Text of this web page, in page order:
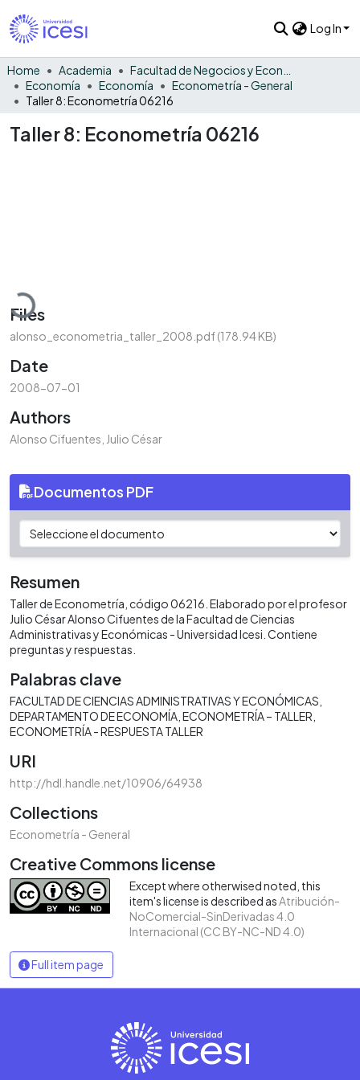
Log In
Home Academia
Economía
Economía
Econometría - General
Taller 8: Econometría 06216
Taller 8: Econometría 06216
Loading...
Files
alonso_econometria_taller_2008.pdf(178.94 KB)
Date
2008-07-01
Authors
Alonso Cifuentes, Julio César
Documentos PDF
Resumen
Taller de Econometría, código 06216. Elaborado por el profesor
Julio César Alonso Cifuentes de la Facultad de Ciencias
Administrativas y Económicas - Universidad Icesi. Contiene
preguntas y respuestas.
Palabras clave
FACULTAD DE CIENCIAS ADMINISTRATIVAS Y ECONÓMICAS
DEPARTAMENTO DE ECONOMÍA ECONOMETRÍA – TALLER
ECONOMETRÍA - RESPUESTA TALLER
URI
http://hdl.handle.net/10906/64938
Collections
Econometría - General
Creative Commons license
Except where otherwised noted, this
item's license is described asAtribución-
NoComercial-SinDerivadas 4.0
Internacional (CC BY-NC-ND 4.0)
Full item page